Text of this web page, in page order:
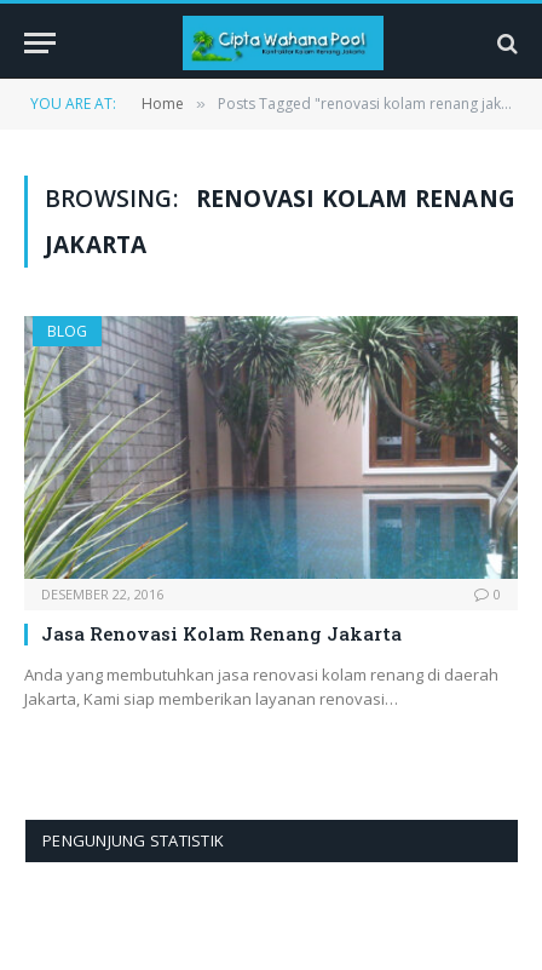
YOU ARE AT: Home » Posts Tagged "renovasi kolam renang jakarta"
BROWSING:
RENOVASI KOLAM RENANG
JAKARTA
BLOG
DESEMBER 22, 2016 0
Jasa Renovasi Kolam Renang Jakarta
Anda yang membutuhkan jasa renovasi kolam renang di daerah
Jakarta, Kami siap memberikan layanan renovasi…
PENGUNJUNG STATISTIK